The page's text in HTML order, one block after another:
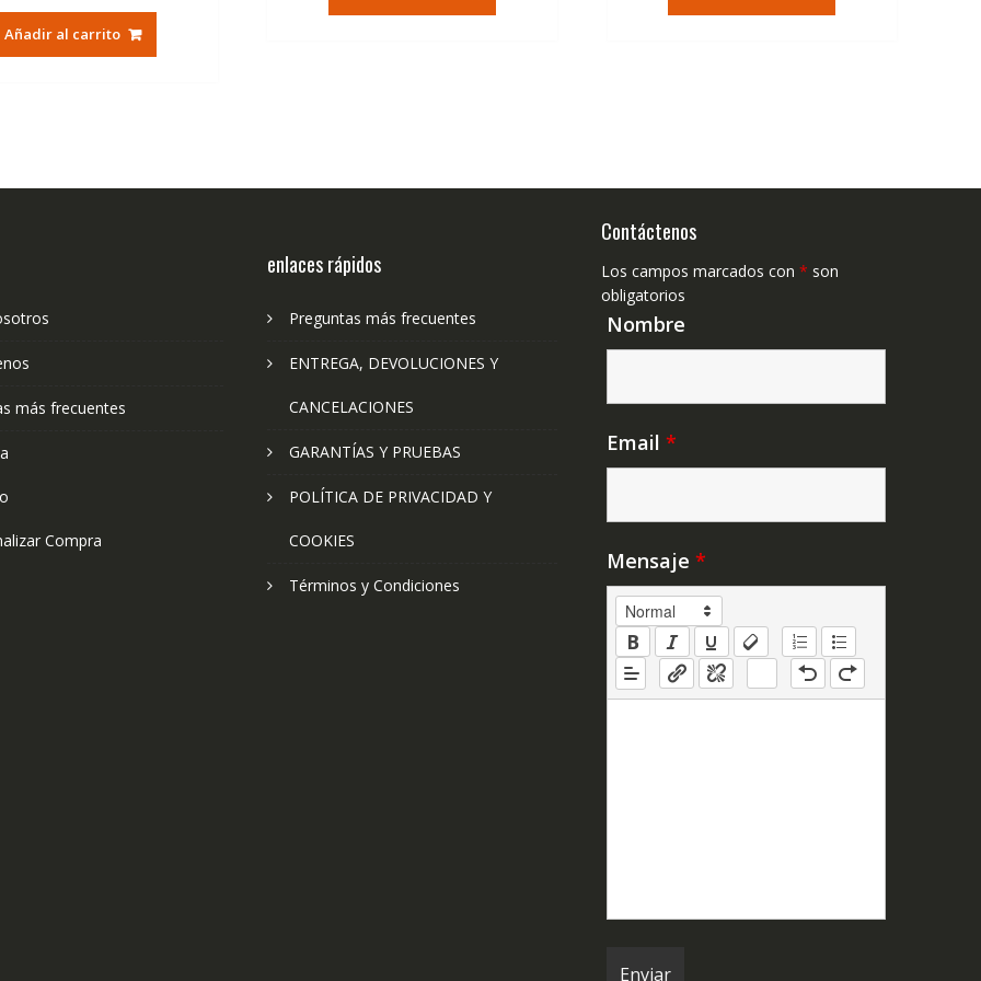
original
era:
actual
es:
Añadir al carrito
era:
es:
era:
es:
más frecuentes
Compra
enlaces rápidos
Preguntas más frecuentes
ENTREGA, DEVOLUCIONES Y
CANCELACIONES
GARANTÍAS Y PRUEBAS
POLÍTICA DE PRIVACIDAD Y
COOKIES
Términos y Condiciones
Contáctenos
Los campos marcados con * son
obligatorios
Nombre
Email *
Mensaje *